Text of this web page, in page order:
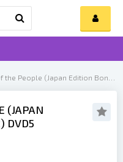
(Japan Edition Bonus DVD) (2022)
(JAPAN
) DVD5